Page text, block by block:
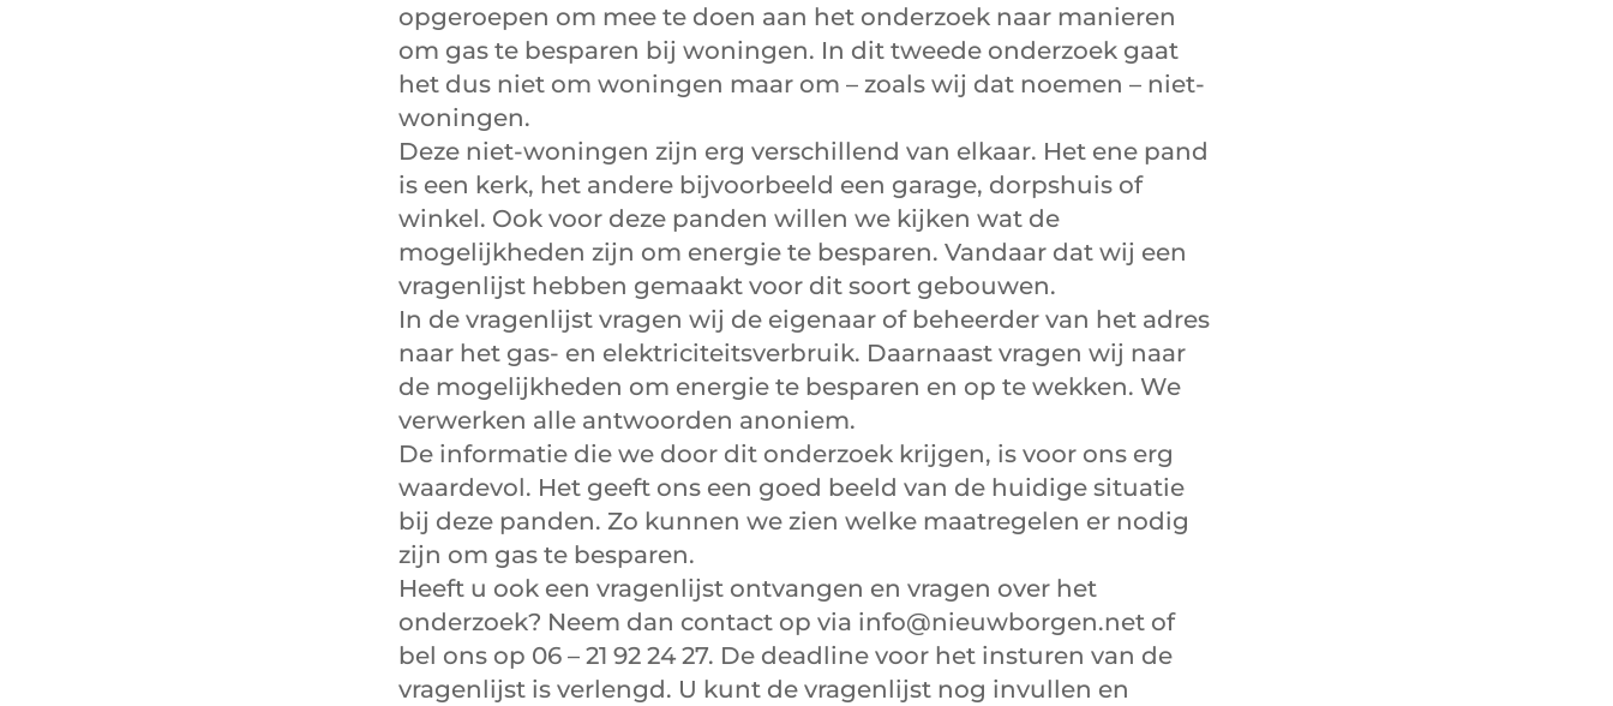
opgeroepen om mee te doen aan het onderzoek naar manieren
om gas te besparen bij woningen. In dit tweede onderzoek gaat
het dus niet om woningen maar om – zoals wij dat noemen – niet-
woningen.
Deze niet-woningen zijn erg verschillend van elkaar. Het ene pand
is een kerk, het andere bijvoorbeeld een garage, dorpshuis of
winkel. Ook voor deze panden willen we kijken wat de
mogelijkheden zijn om energie te besparen. Vandaar dat wij een
vragenlijst hebben gemaakt voor dit soort gebouwen.
In de vragenlijst vragen wij de eigenaar of beheerder van het adres
naar het gas- en elektriciteitsverbruik. Daarnaast vragen wij naar
de mogelijkheden om energie te besparen en op te wekken. We
verwerken alle antwoorden anoniem.
De informatie die we door dit onderzoek krijgen, is voor ons erg
waardevol. Het geeft ons een goed beeld van de huidige situatie
bij deze panden. Zo kunnen we zien welke maatregelen er nodig
zijn om gas te besparen.
Heeft u ook een vragenlijst ontvangen en vragen over het
onderzoek? Neem dan contact op via info@nieuwborgen.net of
bel ons op 06 – 21 92 24 27. De deadline voor het insturen van de
vragenlijst is verlengd. U kunt de vragenlijst nog invullen en